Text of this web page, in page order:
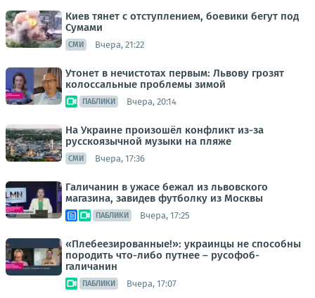
Киев тянет с отступлением, боевики бегут под
Сумами
СМИ Вчера, 21:22
Утонет в нечистотах первым: Львову грозят
колоссальные проблемы зимой
ПАБЛИКИ Вчера, 20:14
На Украине произошёл конфликт из-за
русскоязычной музыки на пляже
СМИ Вчера, 17:36
Галичанин в ужасе бежал из львовского
магазина, завидев футболку из Москвы
ПАБЛИКИ Вчера, 17:25
«Плебеезированные!»: украинцы не способны
породить что-либо путнее – русофоб-
галичанин
ПАБЛИКИ Вчера, 17:07